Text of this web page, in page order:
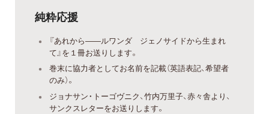
純粋応援
『あれから——ルワンダ ジェノサイドから生まれ
て』を１冊お送りします。
巻末に協力者としてお名前を記載（英語表記、希望者
のみ）。
ジョナサン・トーゴヴニク、竹内万里子、赤々舎より、
サンクスレターをお送りします。